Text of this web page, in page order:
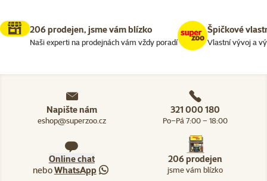
206 prodejen, jsme vám blízko
Naši experti na prodejnách vám vždy poradí
Špičkové
Vlastní vývoj a
Napište nám
eshop@superzoo.cz
321 000 180
Po–Pá 7:00 – 18:00
Online chat
neboWhatsApp
206 prodejen
jsme vám blízko